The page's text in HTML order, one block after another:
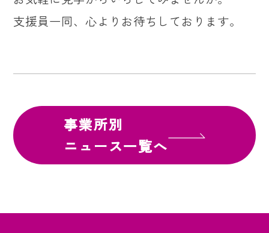
支援員一同、心よりお待ちしております。
事業所別
ニュース一覧へ